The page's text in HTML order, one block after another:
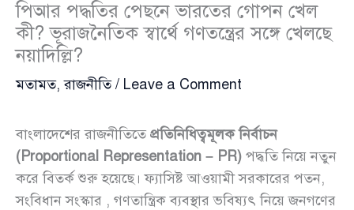
পিআর পদ্ধতির পেছনে ভারতের গোপন খেল
কী? ভূরাজনৈতিক স্বার্থে গণতন্ত্রের সঙ্গে খেলছে
নয়াদিল্লি?
মতামত,রাজনীতি/ Leave a Comment
বাংলাদেশের রাজনীতিতে প্রতিনিধিত্বমূলক নির্বাচন
(Proportional Representation – PR) পদ্ধতি নিয়ে নতুন
করে বিতর্ক শুরু হয়েছে। ফ্যাসিষ্ট আওয়ামী সরকারের পতন,
সংবিধান সংস্কার , গণতান্ত্রিক ব্যবস্থার ভবিষ্যৎ নিয়ে জনগণের